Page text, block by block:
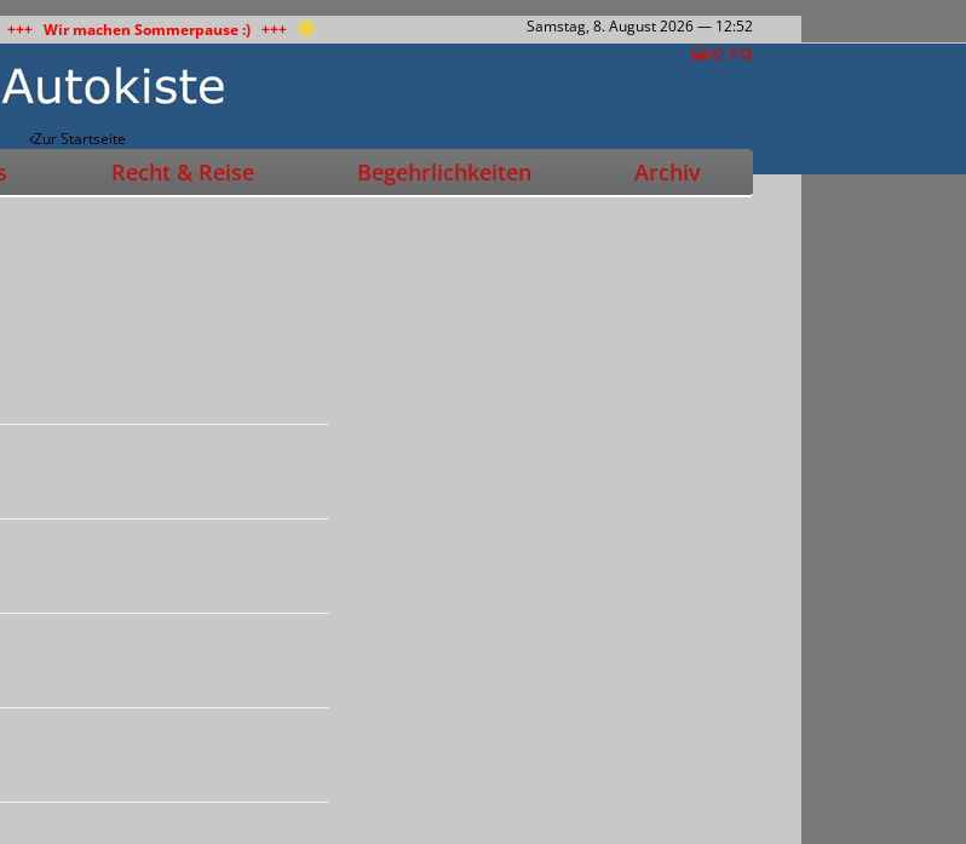
Wir machen Sommerpause :) +++ Samstag, 8. August 2026— 12:52
Zur Startseite
Recht & Reise Begehrlichkeiten Archiv